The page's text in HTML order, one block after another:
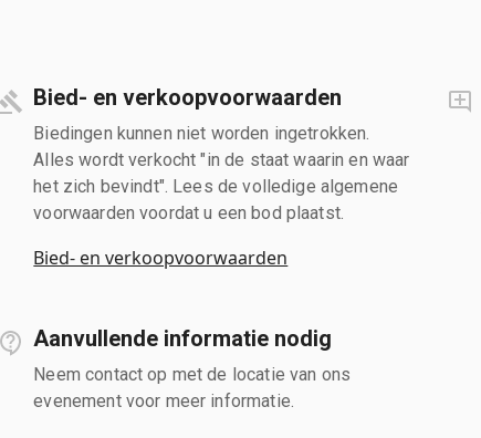
Bied- en verkoopvoorwaarden
Biedingen kunnen niet worden ingetrokken.
Alles wordt verkocht "in de staat waarin en waar
het zich bevindt". Lees de volledige algemene
voorwaarden voordat u een bod plaatst.
Bied- en verkoopvoorwaarden
Aanvullende informatie nodig
Neem contact op met de locatie van ons
evenement voor meer informatie.